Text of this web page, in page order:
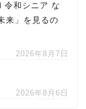
令和シニア な
来」を見るの
2026年8月7日
2026年8月6日